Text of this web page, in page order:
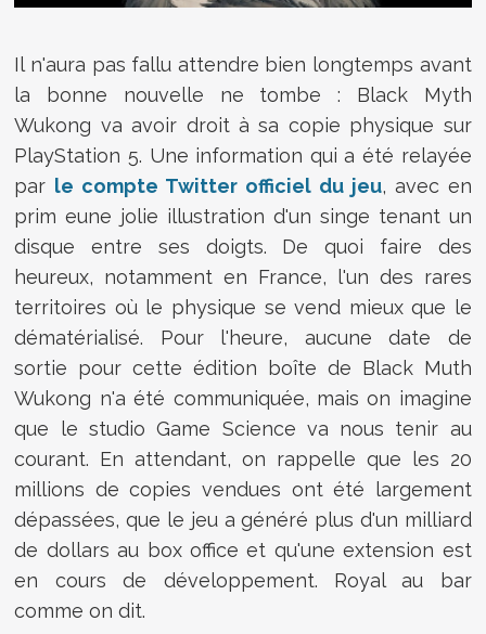
Il n'aura pas fallu attendre bien longtemps avant
la bonne nouvelle ne tombe : Black Myth
Wukong va avoir droit à sa copie physique sur
PlayStation 5. Une information qui a été relayée
par le compte Twitter officiel du jeu, avec en
prim eune jolie illustration d'un singe tenant un
disque entre ses doigts. De quoi faire des
heureux, notamment en France, l'un des rares
territoires où le physique se vend mieux que le
dématérialisé. Pour l'heure, aucune date de
sortie pour cette édition boîte de Black Muth
Wukong n'a été communiquée, mais on imagine
que le studio Game Science va nous tenir au
courant. En attendant, on rappelle que les 20
millions de copies vendues ont été largement
dépassées, que le jeu a généré plus d'un milliard
de dollars au box office et qu'une extension est
en cours de développement. Royal au bar
comme on dit.